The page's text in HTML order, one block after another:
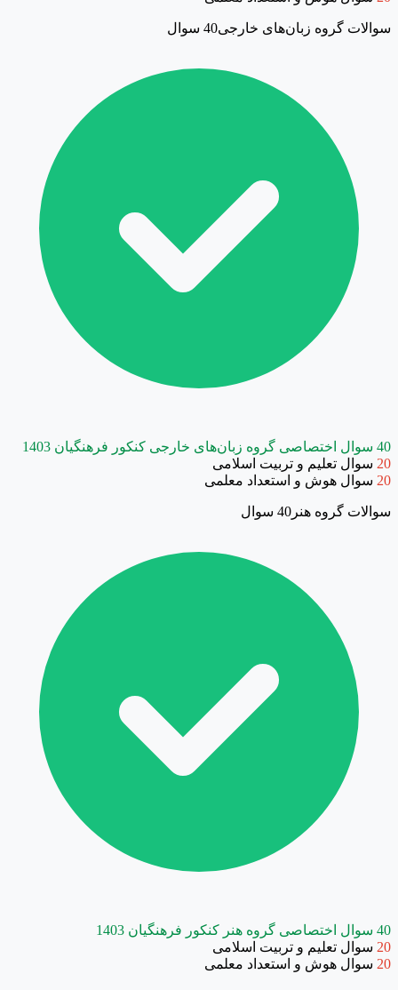
سوالات گروه زبان‌های خارجی40 سوال
40 سوال اختصاصی گروه زبان‌های خارجی کنکور فرهنگیان 1403
20 سوال تعلیم و تربیت اسلامی
20 سوال هوش و استعداد معلمی
سوالات گروه هنر 40 سوال
40 سوال اختصاصی گروه هنر کنکور فرهنگیان 1403
20 سوال تعلیم و تربیت اسلامی
20 سوال هوش و استعداد معلمی